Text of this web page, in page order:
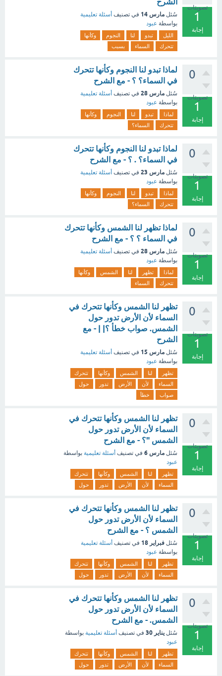
تصويتات
1
إجابة
سُئل مارس 14 في تصنيف أسئلة تعليمية
بواسطة عبود
الليل تبدو لنا النجوم
وكأنها
تتحرك
السماء بسبب
0
تصويتات
1
إجابة
لماذا تبدو لنا النجوم وكأنها تتحرك
في السماء؟ ؟ - مع الشرح
سُئل مارس 28 في تصنيف أسئلة تعليمية
بواسطة عبود
لماذا تبدو لنا النجوم
وكأنها
تتحرك
السماء؟
0
تصويتات
1
إجابة
لماذا تبدو لنا النجوم وكأنها تتحرك
في السماء؟ . ؟ - مع الشرح
سُئل مارس 23 في تصنيف أسئلة تعليمية
بواسطة عبود
لماذا تبدو لنا النجوم
وكأنها
تتحرك
السماء؟
0
تصويتات
1
إجابة
لماذا تظهر لنا الشمس وكأنها تتحرك
في السماء ؟ ؟ - مع الشرح
سُئل مارس 28 في تصنيف أسئلة تعليمية
بواسطة عبود
لماذا تظهر لنا الشمس
وكأنها
تتحرك
السماء
0
تصويتات
1
إجابة
تظهر لنا الشمس وكأنها تتحرك في
السماء لأن الأرض تدور حول
الشمس. صواب خطأ ؟| | - مع
الشرح
سُئل مارس 15 في تصنيف أسئلة تعليمية
بواسطة عبود
تظهر لنا الشمس وكأنها
تتحرك
السماء
لأن الأرض تدور
حول
صواب
خطأ
0
تصويتات
1
إجابة
تظهر لنا الشمس وكأنها تتحرك في
السماء لأن الأرض تدور حول
الشمس "؟ - مع الشرح
سُئل مارس 6 في تصنيف أسئلة تعليمية بواسطة
عبود
تظهر لنا الشمس وكأنها
تتحرك
السماء
لأن الأرض تدور حول
0
تصويتات
1
إجابة
تظهر لنا الشمس وكأنها تتحرك في
السماء لأن الأرض تدور حول
الشمس ؟ - مع الشرح
سُئل فبراير 18 في تصنيف أسئلة تعليمية
بواسطة عبود
تظهر لنا الشمس وكأنها
تتحرك
السماء
لأن الأرض تدور حول
0
تصويتات
1
إجابة
تظهر لنا الشمس وكأنها تتحرك في
السماء لأن الأرض تدور حول
الشمس. - مع الشرح
سُئل يناير 30 في تصنيف أسئلة تعليمية بواسطة
عبود
تظهر لنا الشمس وكأنها
تتحرك
السماء
لأن الأرض تدور حول